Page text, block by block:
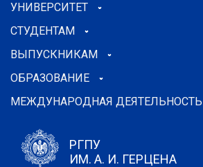
УНИВЕРСИТЕТ
СТУДЕНТАМ
ВЫПУСКНИКАМ
ОБРАЗОВАНИЕ
МЕЖДУНАРОДНАЯ ДЕЯТЕЛЬНОСТЬ
РГПУ
ИМ. А. И. ГЕРЦЕНА